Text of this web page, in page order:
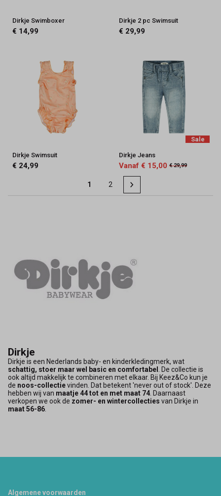
Dirkje Swimboxer
€ 14,99
Dirkje 2 pc Swimsuit
€ 29,99
Dirkje Swimsuit
€ 24,99
Sale
Dirkje Jeans
Vanaf € 15,00 € 29,99
1 2
Dirkje
Dirkje is een Nederlands baby- en kinderkledingmerk, wat
schattig, stoer maar wel basic en comfortabel
. De collectie is
ook altijd makkelijk te combineren met elkaar. Bij Keez&Co kun je
de noos-collectievinden. Dat betekent 'never out of stock'. Deze
hebben wij van maatje 44 tot en met maat 74 . Daarnaast
verkopen we ook de zomer- en wintercollecties van Dirkje in
maat 56-86
Footer
Algemene voorwaarden